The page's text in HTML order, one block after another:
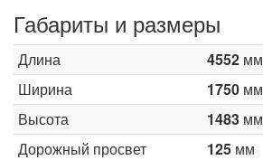
Габариты и размеры
Длина 4552 мм
Ширина
1750 мм
Высота
1483 мм
Дорожный просвет
125 мм